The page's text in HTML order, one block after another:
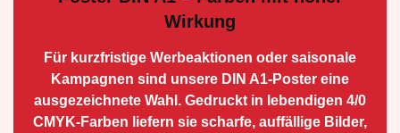
Wirkung
Für kurzfristige Werbe­aktionen oder saisonale
Kampagnen sind unsere DIN A1-Poster eine
ausge­zeichnete Wahl. Gedruckt in lebendigen 4/0
CMYK-Farben liefern sie scharfe, auffällige Bilder,